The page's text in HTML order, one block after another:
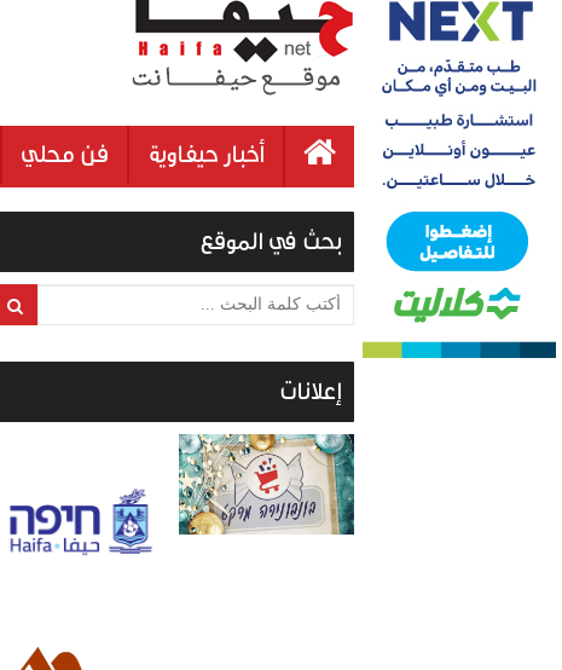
أخبار حيفاوية فن محلي
بحث في الموقع
أكتب كلمة البحث ...
إعلانات